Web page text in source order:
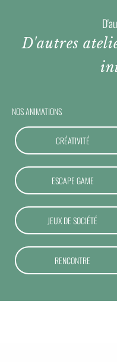
D'autres
NOS ANIMATIONS
CRÉATIVITÉ
ESCAPE GAME
JEUX DE SOCIÉTÉ
RENCONTRE